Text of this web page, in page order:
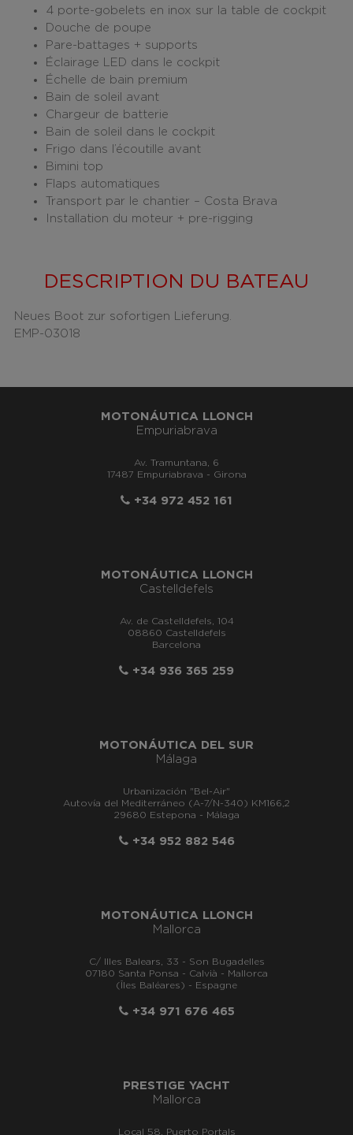
4 porte-gobelets en inox sur la table de cockpit
Douche de poupe
Pare-battages + supports
Éclairage LED dans le cockpit
Échelle de bain premium
Bain de soleil avant
Chargeur de batterie
Bain de soleil dans le cockpit
Frigo dans l’écoutille avant
Bimini top
Flaps automatiques
Transport par le chantier – Costa Brava
Installation du moteur + pre-rigging
DESCRIPTION DU BATEAU
Neues Boot zur sofortigen Lieferung.
EMP-03018
MOTONÁUTICA LLONCH
Empuriabrava
Av. Tramuntana, 6
17487 Empuriabrava - Girona
+34 972 452 161
MOTONÁUTICA LLONCH
Castelldefels
Av. de Castelldefels, 104
08860 Castelldefels
Barcelona
+34 936 365 259
MOTONÁUTICA DEL SUR
Málaga
Urbanización "Bel-Air"
Autovía del Mediterráneo (A-7/N-340) KM166,2
29680 Estepona - Málaga
+34 952 882 546
MOTONÁUTICA LLONCH
Mallorca
C/ Illes Balears, 33 - Son Bugadelles
07180 Santa Ponsa - Calvià - Mallorca
(Îles Baléares) - Espagne
+34 971 676 465
PRESTIGE YACHT
Mallorca
Local 58, Puerto Portals